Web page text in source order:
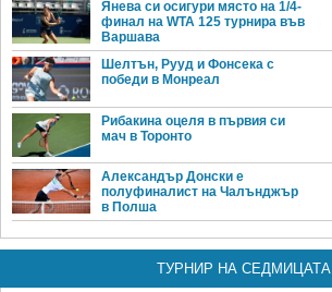
Янева си осигури място на 1/4-
финал на WTA 125 турнира във
Варшава
Шелтън, Рууд и Фонсека с
победи в Монреал
Рибакина оцеля в първия си
мач в Торонто
Александър Донски е
полуфиналист на Чалънджър
в Полша
ТУРНИР НА СЕДМИЦАТА